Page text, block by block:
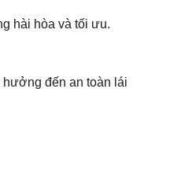
hài hòa và tối ưu.
hưởng đến an toàn lái